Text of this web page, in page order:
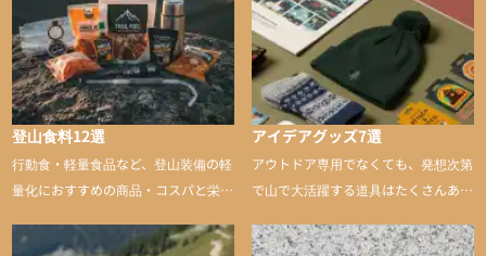
登山食料12選
行動食・軽量食品など、登山装備の軽
量化におすすめの商品・コスパと栄養
アイデアグッズ7選
アウトドア専用でなくても、発想次第
で山で大活躍する道具はたくさんあり
山に持ち込むと快適性や安心感をグッ